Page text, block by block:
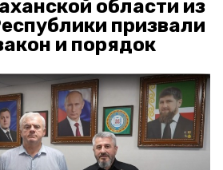
области из
призвали
и порядок